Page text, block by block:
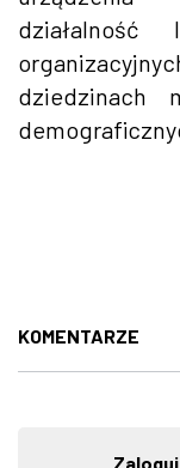
dziedzinach
KOMENTARZE